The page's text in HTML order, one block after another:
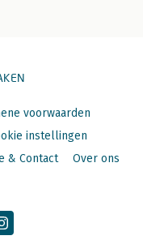
voorwaarden
instellingen
& Contact Over ons